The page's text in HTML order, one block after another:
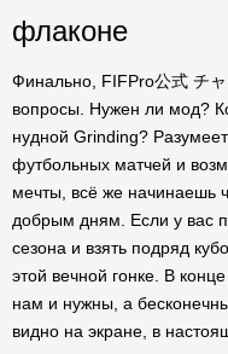
флаконе
Финально, FIFPro公式 チ
вопросы. Нужен ли мод?
нудной Grinding?
футбольных матчей и
мечты, всё же начинаешь
добрым дням. Если у вас
сезона и взять подряд
этой вечной гонке. В
нам и нужны, а
видно на экране, в